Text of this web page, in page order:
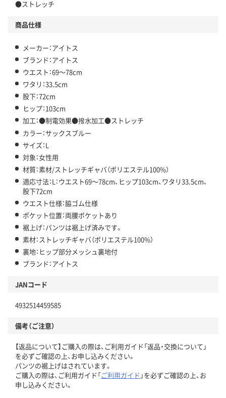
●ストレッチ
商品仕様
メーカー：アイトス
ブランド：アイトス
ウエスト：69～78cm
ワタリ：33.5cm
股下：72cm
ヒップ：103cm
加工：●制電効果●撥水加工●ストレッチ
カラー：サックスブルー
サイズ：L
対象：女性用
材質：素材/ストレッチギャバ（ポリエステル100%）
適応寸法：L：ウエスト69～78cm、ヒップ103cm、ワタリ33.5cm、
股下72cm
ウエスト仕様：脇ゴム仕様
ポケット位置：両腰ポケットあり
裾上げ：パンツは裾上げ済みです。
素材：ストレッチギャバ（ポリエステル100%）
裏地：ヒップ部分メッシュ裏地付
ブランド：アイトス
JANコード
4932514459585
備考（ご注意）
【返品について】ご購入の際は、ご利用ガイド「返品・交換について」
を必ずご確認の上、お申し込みください。
パンツの裾上げはされています。
ご購入の際は、ご利用ガイド「ご利用ガイド 」を必ずご確認の上、お
申し込みください。